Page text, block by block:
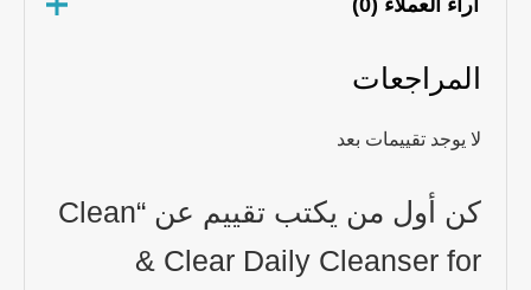
المراجعات
لا يوجد تقييمات بعد
كن أول من يكتب تقييم عن “Clean
& Clear Daily Cleanser for